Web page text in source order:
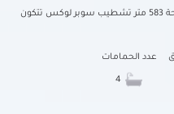
فيلا للبيع شرق الأكاديمية التجمع الاول مساحة 583 متر تشطيب سوبر لوكس تتكون
عدد الحمامات